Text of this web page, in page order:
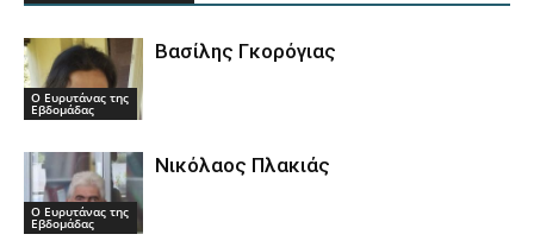
Ο Ευρυτάνας της
Εβδομάδας
Βασίλης Γκορόγιας
Ο Ευρυτάνας της
Εβδομάδας
Νικόλαος Πλακιάς